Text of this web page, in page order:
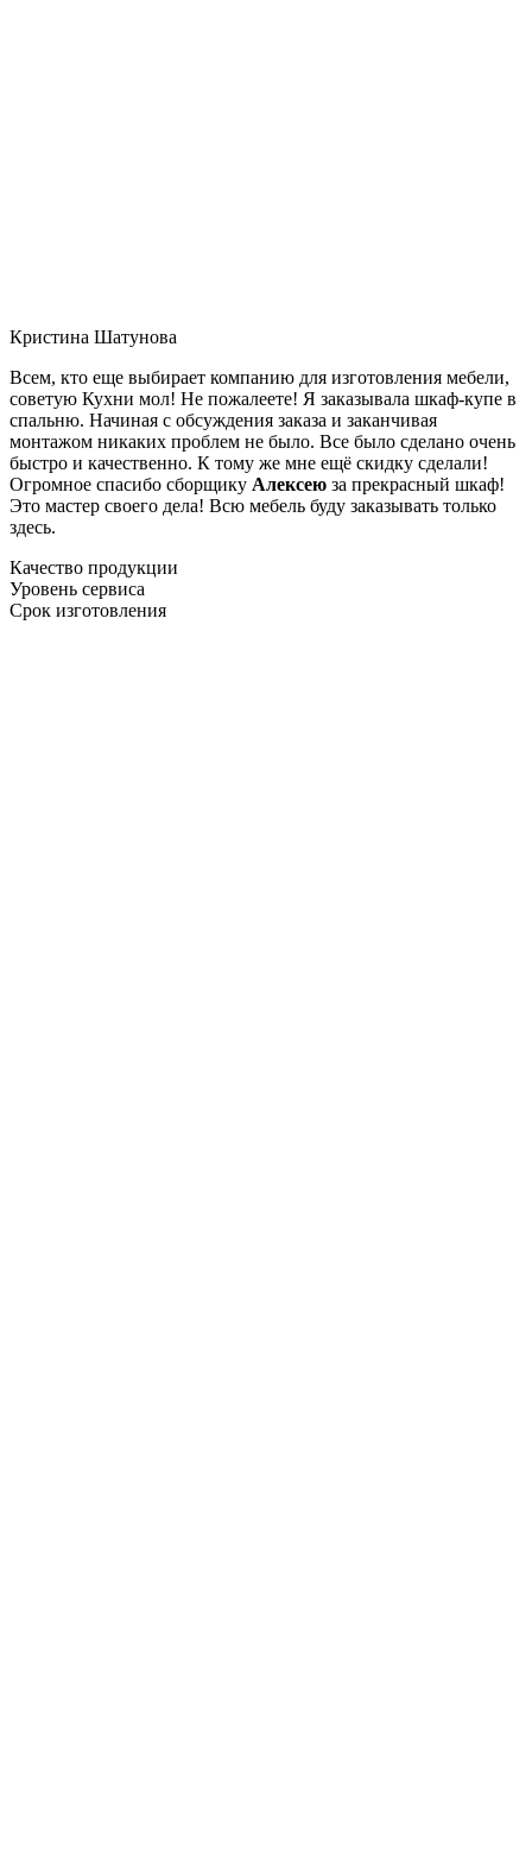
Кристина Шатунова
Всем, кто еще выбирает компанию для изготовления мебели,
советую Кухни мол! Не пожалеете! Я заказывала шкаф-купе в
спальню. Начиная с обсуждения заказа и заканчивая
монтажом никаких проблем не было. Все было сделано очень
быстро и качественно. К тому же мне ещё скидку сделали!
Огромное спасибо сборщику Алексею за прекрасный шкаф!
Это мастер своего дела! Всю мебель буду заказывать только
здесь.
Качество продукции
Уровень сервиса
Срок изготовления